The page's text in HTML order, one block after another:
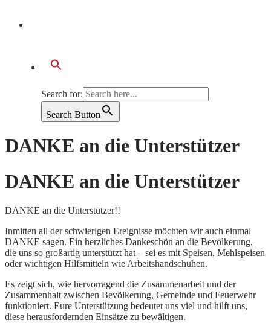
Search for:
Search Button
DANKE an die Unterstützer
DANKE an die Unterstützer
DANKE an die Unterstützer!!
Inmitten all der schwierigen Ereignisse möchten wir auch einmal
DANKE sagen. Ein herzliches Dankeschön an die Bevölkerung,
die uns so großartig unterstützt hat – sei es mit Speisen, Mehlspeisen
oder wichtigen Hilfsmitteln wie Arbeitshandschuhen.
Es zeigt sich, wie hervorragend die Zusammenarbeit und der
Zusammenhalt zwischen Bevölkerung, Gemeinde und Feuerwehr
funktioniert. Eure Unterstützung bedeutet uns viel und hilft uns,
diese herausfordernden Einsätze zu bewältigen.